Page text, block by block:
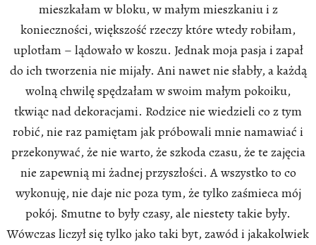
mieszkałam w bloku, w małym mieszkaniu i z
konieczności, większość rzeczy które wtedy robiłam,
uplotłam – lądowało w koszu. Jednak moja pasja i zapał
do ich tworzenia nie mijały. Ani nawet nie słabły, a każdą
wolną chwilę spędzałam w swoim małym pokoiku,
tkwiąc nad dekoracjami. Rodzice nie wiedzieli co z tym
robić, nie raz pamiętam jak próbowali mnie namawiać i
przekonywać, że nie warto, że szkoda czasu, że te zajęcia
nie zapewnią mi żadnej przyszłości. A wszystko to co
wykonuję, nie daje nic poza tym, że tylko zaśmieca mój
pokój. Smutne to były czasy, ale niestety takie były.
Wówczas liczył się tylko jako taki byt, zawód i jakakolwiek